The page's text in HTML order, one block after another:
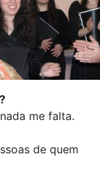
me falta.
de quem